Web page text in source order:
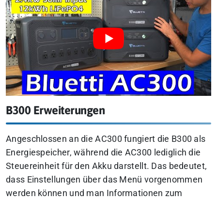
B300 Erweiterungen
Angeschlossen an die AC300 fungiert die B300 als
Energiespeicher, während die AC300 lediglich die
Steuereinheit für den Akku darstellt. Das bedeutet,
dass Einstellungen über das Menü vorgenommen
werden können und man Informationen zum